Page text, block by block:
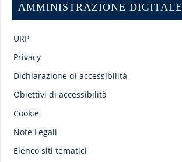
AMMINISTRAZIONE DIGITALE
URP
Privacy
Dichiarazione di accessibilità
Obiettivi di accessibilità
Cookie
Note Legali
Elenco siti tematici